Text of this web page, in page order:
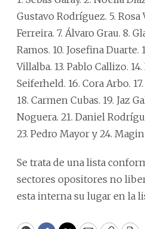
Gustavo Rodríguez. 5. Rosa
Ferreira. 7. Álvaro Grau. 8.
Ramos. 10. Josefina Duarte.
Villalba. 13. Pablo Callizo.
Seiferheld. 16. Cora Arbo.
18. Carmen Cubas. 19. Jaz
Noguera. 21. Daniel
23. Pedro Mayor y 24.
Se trata de una lista
sectores opositores no
esta interna su lugar en la